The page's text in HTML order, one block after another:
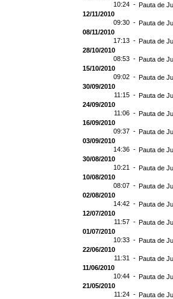
10:24 - Pauta de
12/11/2010
09:30 - Pauta de
08/11/2010
17:13 - Pauta de
28/10/2010
08:53 - Pauta de
15/10/2010
09:02 - Pauta de
30/09/2010
11:15 - Pauta de
24/09/2010
11:06 - Pauta de
16/09/2010
09:37 - Pauta de
03/09/2010
14:36 - Pauta de
30/08/2010
10:21 - Pauta de
10/08/2010
08:07 - Pauta de
02/08/2010
14:42 - Pauta de
12/07/2010
11:57 - Pauta de
01/07/2010
10:33 - Pauta de
22/06/2010
11:31 - Pauta de
11/06/2010
10:44 - Pauta de
21/05/2010
11:24 - Pauta de